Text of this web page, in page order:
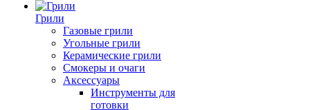
Грили
Газовые грили
Угольные грили
Керамические грили
Смокеры и очаги
Аксессуары
Инструменты для
готовки